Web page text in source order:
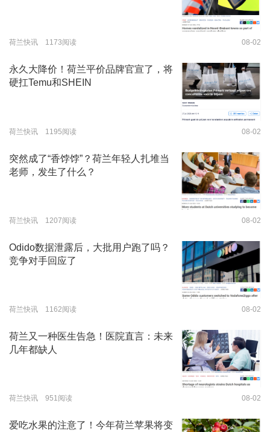
荷兰快讯 1173阅读 08-02
永久大降价！荷兰平价品牌官宣了，将
硬扛Temu和SHEIN
荷兰快讯 1195阅读 08-02
突然成了“香饽饽”？荷兰年轻人扎堆当
老师，发生了什么？
荷兰快讯 1207阅读 08-02
Odido数据泄露后，大批用户跑了吗？
竞争对手回应了
荷兰快讯 1162阅读 08-02
荷兰又一种医生告急！医院直言：未来
几年都缺人
荷兰快讯 951阅读 08-02
爱吃水果的注意了！今年荷兰苹果将变